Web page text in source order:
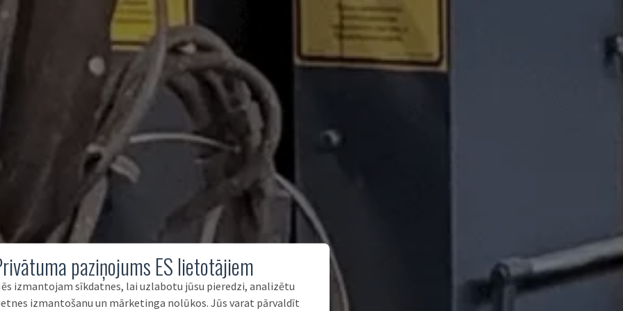
paziņojums ES lietotājiem
izmantojam sīkdatnes, lai uzlabotu jūsu pieredzi, analizētu
izmantošanu un mārketinga nolūkos. Jūs varat pārvaldīt